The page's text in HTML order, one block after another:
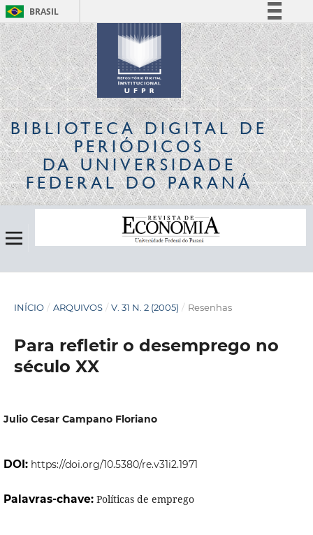
BRASIL
Simplifique!
Comunica BR
Participe
Acesso à informação
Legislação
Canais
BIBLIOTECA DIGITALDE
PERIÓDICOS
DA UNIVERSIDADE
FEDERAL DO PARANÁ
INÍCIO / ARQUIVOS / V. 31 N. 2 (2005) / Resenhas
Para refletir o desemprego no
século XX
Julio Cesar Campano Floriano
DOI: https://doi.org/10.5380/re.v31i2.1971
Palavras-chave: Políticas de emprego